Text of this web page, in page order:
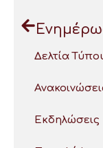
Δελτία
Εκδηλώσεις